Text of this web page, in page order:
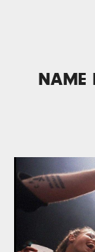
NAME